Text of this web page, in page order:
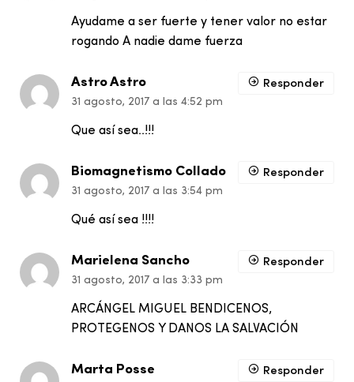
Ayudame a ser fuerte y tener valor no estar
rogando A nadie dame fuerza
Astro Astro
31 agosto, 2017 a las 4:52 pm
Que así sea..!!!
Responder
Biomagnetismo Collado
31 agosto, 2017 a las 3:54 pm
Qué así sea !!!!
Responder
Marielena Sancho
31 agosto, 2017 a las 3:33 pm
ARCÁNGEL MIGUEL BENDICENOS,
PROTEGENOS Y DANOS LA SALVACIÓN
Responder
Marta Posse Responder